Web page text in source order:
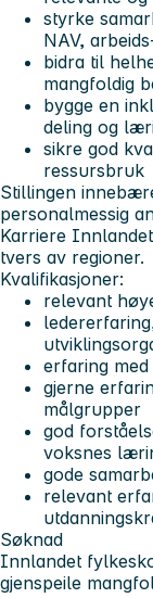
styrke
NAV,
bidra til
mangfoldig
bygge en
deling og
sikre god
ressursbruk
Stillingen
personalmessig
Karriere
tvers av regioner.
Kvalifikasjoner:
relevant
erfaring
gjerne
målgrupper
god
voksnes
gode
relevant
Søknad
Innlandet
gjenspeile